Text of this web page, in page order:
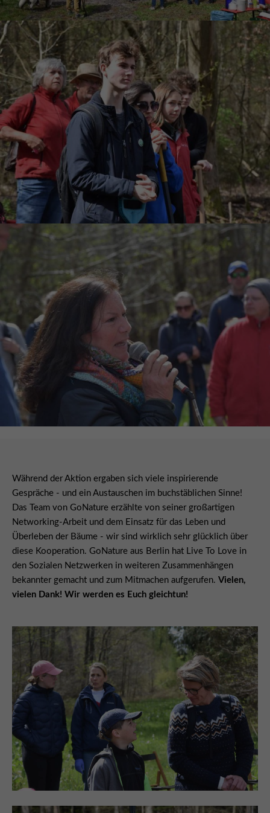
Während der Aktion ergaben sich viele inspirierende
Gespräche - und ein Austauschen im buchstäblichen Sinne!
Das Team von GoNature erzählte von seiner großartigen
Networking-Arbeit und dem Einsatz für das Leben und
Überleben der Bäume - wir sind wirklich sehr glücklich über
diese Kooperation. GoNature aus Berlin hat Live To Love in
den Sozialen Netzwerken in weiteren Zusammenhängen
bekannter gemacht und zum Mitmachen aufgerufen. Vielen,
vielen Dank! Wir werden es Euch gleichtun!